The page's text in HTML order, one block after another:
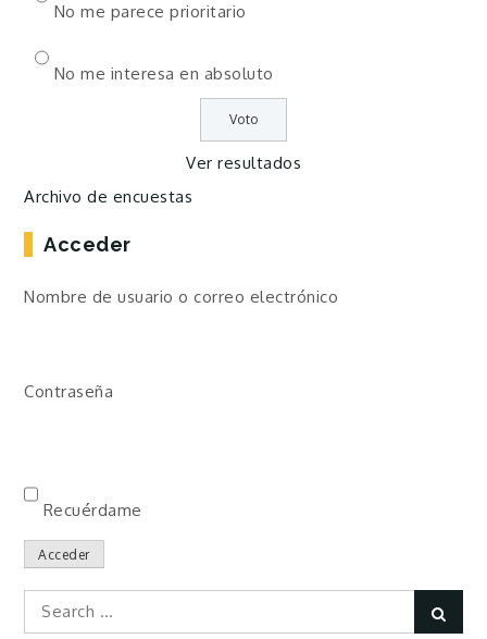
No me parece prioritario
No me interesa en absoluto
Ver resultados
Archivo de encuestas
Acceder
Nombre de usuario o correo electrónico
Contraseña
Recuérdame
Acceder
Search
for: